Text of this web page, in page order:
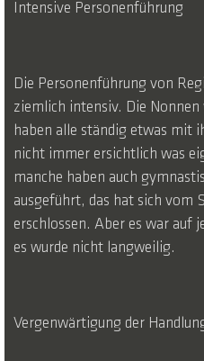
Intensive Personenführung
Die Personenführung von
ziemlich intensiv. Die
haben alle ständig etwas mit
nicht immer ersichtlich was
manche haben auch
ausgeführt, das hat sich vom
erschlossen. Aber es war auf
es wurde nicht langweilig.
Vergenwärtigung der